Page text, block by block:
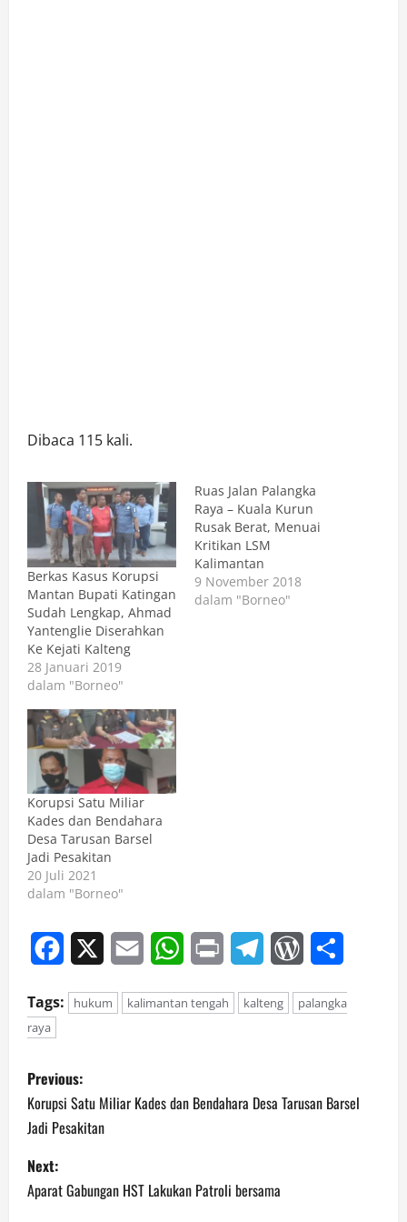
Dibaca 115 kali.
Berkas Kasus Korupsi
Mantan Bupati Katingan
Sudah Lengkap, Ahmad
Yantenglie Diserahkan
Ke Kejati Kalteng
28 Januari 2019
dalam "Borneo"
Ruas Jalan Palangka
Raya – Kuala Kurun
Rusak Berat, Menuai
Kritikan LSM
Kalimantan
9 November 2018
dalam "Borneo"
Korupsi Satu Miliar
Kades dan Bendahara
Desa Tarusan Barsel
Jadi Pesakitan
20 Juli 2021
dalam "Borneo"
Facebook Email WhatsApp
Print TelegramWordPress
Tags: hukum kalimantan tengah kalteng
palangka
raya
P
o
s
t
Previous:
Korupsi Satu Miliar Kades dan Bendahara Desa Tarusan Barsel
Jadi Pesakitan
Next:
Aparat Gabungan HST Lakukan Patroli bersama